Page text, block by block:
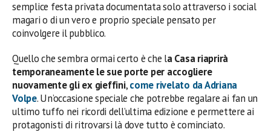
semplice festa privata documentata solo attraverso i social
magari o di un vero e proprio speciale pensato per
coinvolgere il pubblico.
Quello che sembra ormai certo è che la Casa riaprirà
temporaneamente le sue porte per accogliere
nuovamente gli ex gieffini,come rivelato da Adriana
Volpe. Un’occasione speciale che potrebbe regalare ai fan un
ultimo tuffo nei ricordi dell’ultima edizione e permettere ai
protagonisti di ritrovarsi là dove tutto è cominciato.